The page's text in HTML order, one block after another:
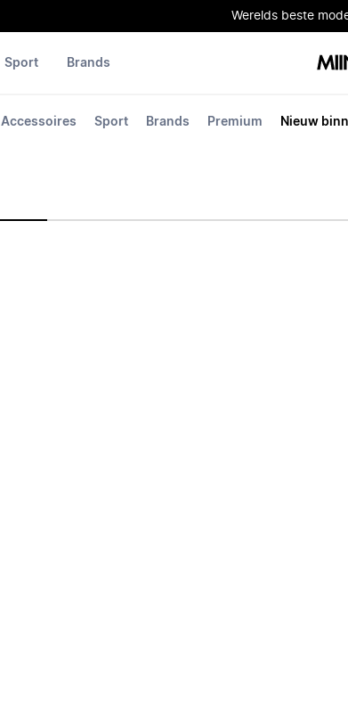
Werelds beste
Accessoires Sport Brands Premium Nieuw
Sport Brands